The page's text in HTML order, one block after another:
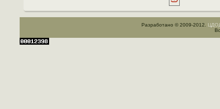
Разработано © 2009-2012.